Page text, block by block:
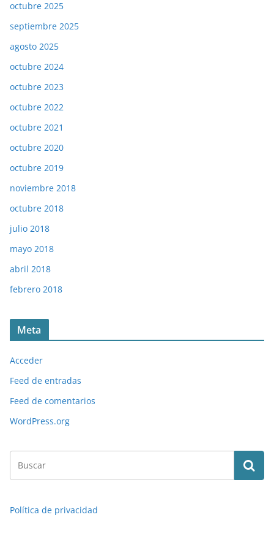
octubre 2025
septiembre 2025
agosto 2025
octubre 2024
octubre 2023
octubre 2022
octubre 2021
octubre 2020
octubre 2019
noviembre 2018
octubre 2018
julio 2018
mayo 2018
abril 2018
febrero 2018
Meta
Acceder
Feed de entradas
Feed de comentarios
WordPress.org
Política de privacidad